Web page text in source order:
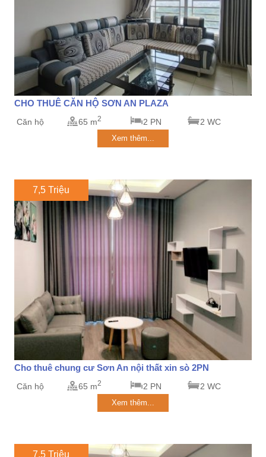
CHO THUÊ CĂN HỘ SƠN AN PLAZA
Căn hộ 65 m2 2 PN 2 WC
Xem thêm...
7,5 Triệu
Cho thuê chung cư Sơn An nội thất xin sò 2PN
Căn hộ 65 m2 2 PN 2 WC
Xem thêm...
7,5 Triệu